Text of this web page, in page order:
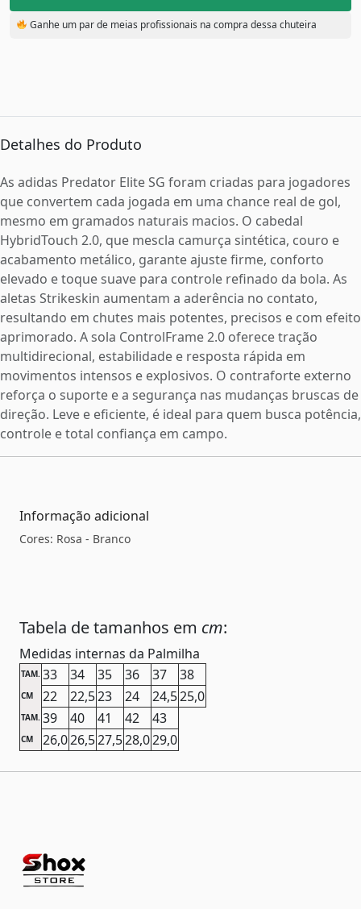
Ganhe um par de meias profissionais na compra dessa chuteira
Detalhes do Produto
As adidas Predator Elite SG foram criadas para jogadores
que convertem cada jogada em uma chance real de gol,
mesmo em gramados naturais macios. O cabedal
HybridTouch 2.0, que mescla camurça sintética, couro e
acabamento metálico, garante ajuste firme, conforto
elevado e toque suave para controle refinado da bola. As
aletas Strikeskin aumentam a aderência no contato,
resultando em chutes mais potentes, precisos e com efeito
aprimorado. A sola ControlFrame 2.0 oferece tração
multidirecional, estabilidade e resposta rápida em
movimentos intensos e explosivos. O contraforte externo
reforça o suporte e a segurança nas mudanças bruscas de
direção. Leve e eficiente, é ideal para quem busca potência,
controle e total confiança em campo.
Informação adicional
Cores: Rosa - Branco
Tabela de tamanhos em cm:
Medidas internas da Palmilha
TAM. 33 34 35 36 37 38
CM 22 22,523 24 24,525,0
TAM. 39 40 41 42 43
CM 26,026,527,528,029,0